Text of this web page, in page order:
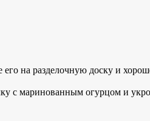
на разделочную доску и
с маринованным огурцом и